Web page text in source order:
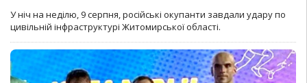
У ніч на неділю, 9 серпня, російські окупанти завдали удару по
цивільній інфраструктурі Житомирської області.